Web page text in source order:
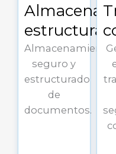
Almacenamiento
seguro y
estructurado
de
documentos.